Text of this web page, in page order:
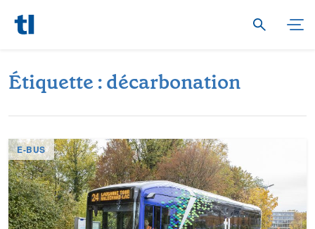
Étiquette :décarbonation
E-BUS